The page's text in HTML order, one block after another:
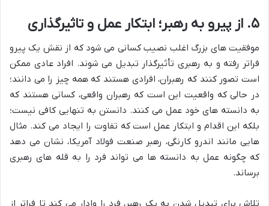
۵. از پیرو به رهبر؛ ابتکار عمل و تاثیرگذاری
موفقیت های بزرگ اغلب نصیب کسانی می شود که از نقش یک پیرو
فراتر رفته و به رهبری تأثیرگذار تبدیل می شوند. افراد عادی ممکن
است تصور کنند که رهبران، افرادی هستند که همه چیز را می دانند؛
در حالی که واقعیت این است که رهبران واقعی، کسانی هستند که
به دانسته های خود عمل می کنند. دانستن به تنهایی کافی نیست؛
بلکه این اقدام و ابتکار عمل است که تفاوت را ایجاد می کند. مثال
هایی مانند اندرو کارنگی، رهبر صنعت فولاد آمریکا، نشان می دهد
که چگونه عمل به دانسته ها می تواند فرد را به قله های رهبری
برساند.